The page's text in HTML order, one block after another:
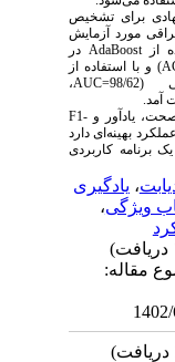
برای تشخیص
مورد آزمایش
ازAdaBoostدر
) و با استفاده از
AUC=،
.
یادآور و F1-
بهینه‌ای دارد
کاربردی
،یادگیری
ویژگی،
مقاله: